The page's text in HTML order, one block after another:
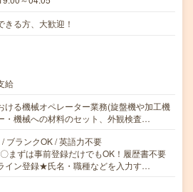
きる方、大歓迎！
給
ける機械オペレーター業務(旋盤機や加工機
・機械への材料のセット、外観検査…
ブランクOK / 英語力不要
まずは事前登録だけでもOK！履歴書不要
イン登録★氏名・職種などを入力す…